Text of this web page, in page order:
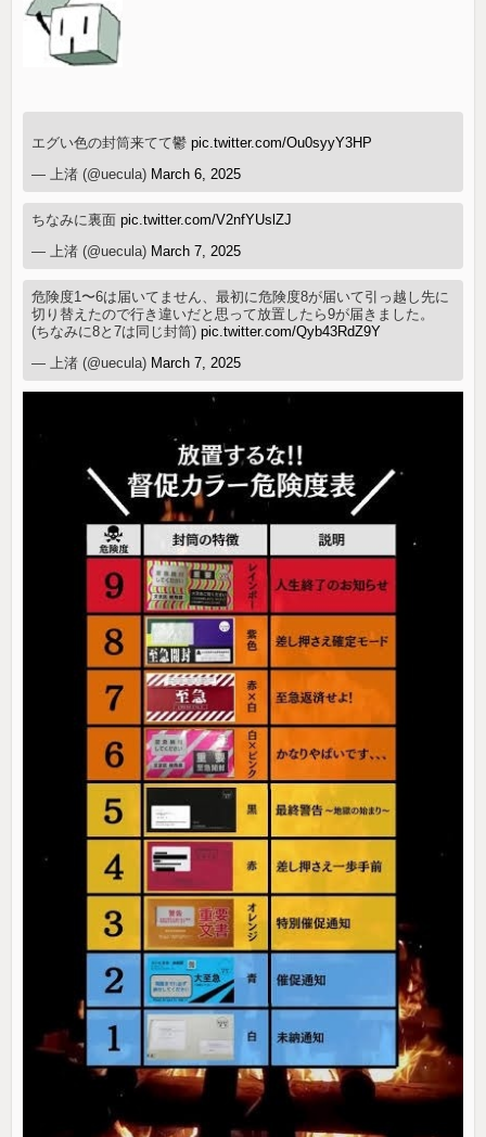
エグい色の封筒来てて鬱pic.twitter.com/Ou0syyY3HP
— 上渚 (@uecula) March 6, 2025
ちなみに裏面pic.twitter.com/V2nfYUslZJ
— 上渚 (@uecula) March 7, 2025
危険度1〜6は届いてません、最初に危険度8が届いて引っ越し先に
切り替えたので行き違いだと思って放置したら9が届きました。
(ちなみに8と7は同じ封筒)pic.twitter.com/Qyb43RdZ9Y
— 上渚 (@uecula) March 7, 2025